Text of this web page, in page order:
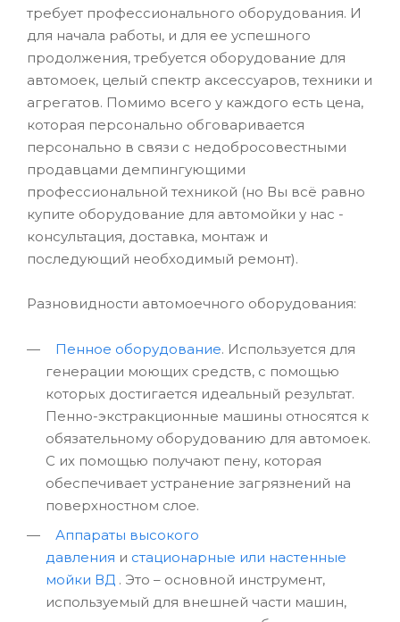
требует профессионального оборудования. И
для начала работы, и для ее успешного
продолжения, требуется оборудование для
автомоек, целый спектр аксессуаров, техники и
агрегатов. Помимо всего у каждого есть цена,
которая персонально обговаривается
персонально в связи с недобросовестными
продавцами демпингующими
профессиональной техникой (но Вы всё равно
купите оборудование для автомойки у нас -
консультация, доставка, монтаж и
последующий необходимый ремонт).
Разновидности автомоечного оборудования:
Пенное оборудование. Используется для
генерации моющих средств, с помощью
которых достигается идеальный результат.
Пенно-экстракционные машины относятся к
обязательному оборудованию для автомоек.
С их помощью получают пену, которая
обеспечивает устранение загрязнений на
поверхностном слое.
Аппараты высокого
давления и стационарные или настенные
мойки ВД . Это – основной инструмент,
используемый для внешней части машин,